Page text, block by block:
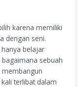
karena memiliki
dengan seni.
belajar
sebuah
terlibat dalam